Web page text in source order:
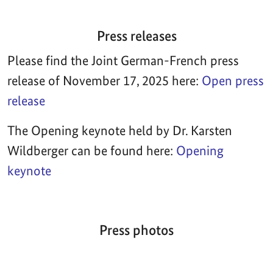
Press releases
Please find the Joint German-French press
release of November 17, 2025 here: Open press
release
The Opening keynote held by Dr. Karsten
Wildberger can be found here: Opening
keynote
Press photos